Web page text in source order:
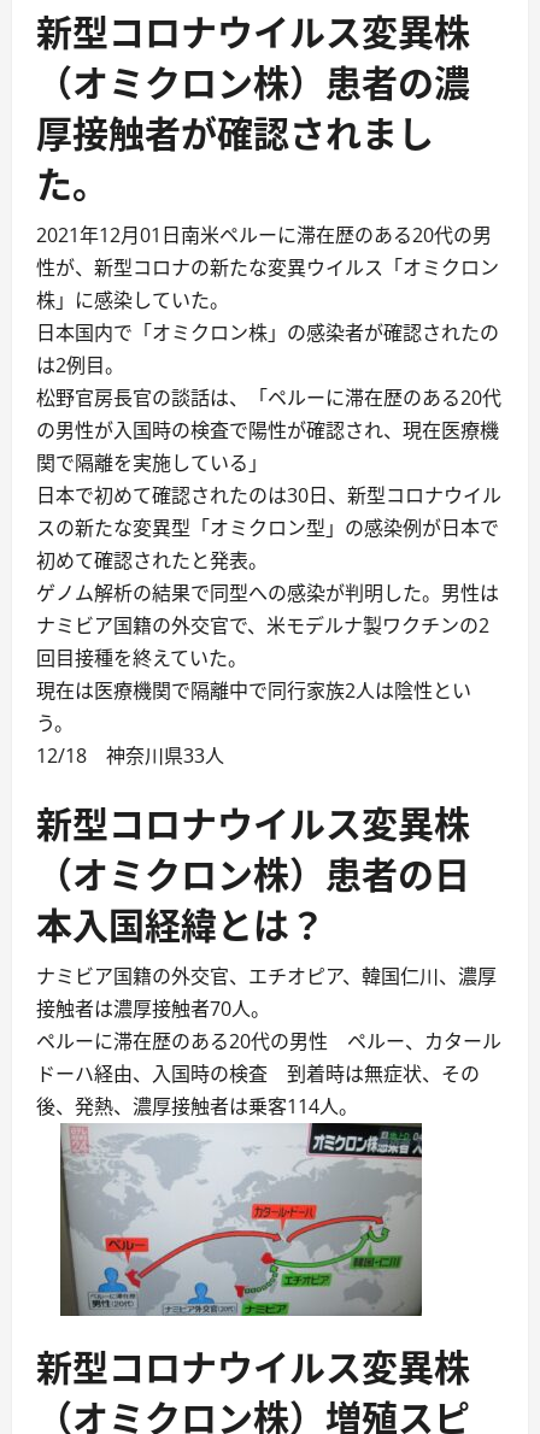
新型コロナウイルス変異株
（オミクロン株）患者の濃
厚接触者が確認されまし
た。
2021年12月01日南米ペルーに滞在歴のある20代の男
性が、新型コロナの新たな変異ウイルス「オミクロン
株」に感染していた。
日本国内で「オミクロン株」の感染者が確認されたの
は2例目。
松野官房長官の談話は、「ペルーに滞在歴のある20代
の男性が入国時の検査で陽性が確認され、現在医療機
関で隔離を実施している」
日本で初めて確認されたのは30日、新型コロナウイル
スの新たな変異型「オミクロン型」の感染例が日本で
初めて確認されたと発表。
ゲノム解析の結果で同型への感染が判明した。男性は
ナミビア国籍の外交官で、米モデルナ製ワクチンの2
回目接種を終えていた。
現在は医療機関で隔離中で同行家族2人は陰性とい
う。
12/18 神奈川県33人
新型コロナウイルス変異株
（オミクロン株）患者の日
本入国経緯とは？
ナミビア国籍の外交官、エチオピア、韓国仁川、濃厚
接触者は濃厚接触者70人。
ペルーに滞在歴のある20代の男性 ペルー、カタール
ドーハ経由、入国時の検査 到着時は無症状、その
後、発熱、濃厚接触者は乗客114人。
新型コロナウイルス変異株
（オミクロン株）増殖スピ